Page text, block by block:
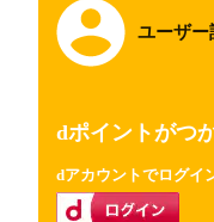
ユーザー
dポイントがつ
dアカウントでログイ